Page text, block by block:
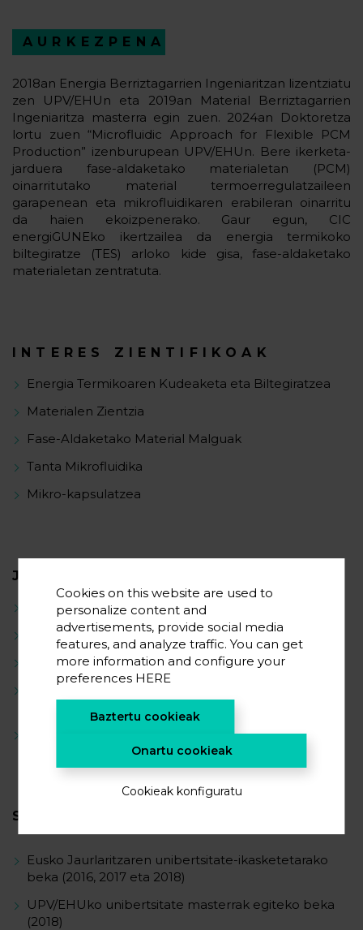
AURKEZPENA
2018an Energia Berriztagarrien Ingeniaritzan lizentziatu
zen UPV/EHUn eta 2019an Material Berriztagarrien
Ingeniaritza masterra egin zuen. 2024an Doktoretza
lortu zuen “Microfluidic Approach for Flexible PCM
Production” izenburupean UPV/EHUn. Bere ikerketa-
jarduera fase-aldaketako materialetan (PCM)
oinarritutako material termoerregulatzaileen
garapenean eta mikrofluidikaren erabileran oinarritu
da haien ekoizpenerako. Gaur egun, CIC
energiGUNEko ikertzailea da energia termikoko
biltegiratze (TES) arloko kide gisa, fase-aldaketako
materialetan zentratuta.
INTERES ZIENTIFIKOAK
Energia Termikoaren Kudeaketa eta Biltegiratzea
Materialen Zientzia
Fase-Aldaketako Material Malguak
Tanta Mikrofluidika
Mikro-kapsulatzea
JARDUERA ZIENTIFIKOA
PCM konposatu solido-solidoen sintesia
Forma egonkortasundun PCM sintesia
Tanta mikrofluidika mikrokapsulak ekoizteko
Disolbatzaileen erauzketa bidezko zuntz
Mikrofluidika bidezko PCM malguen ekoizpena
SARIAK
Eusko Jaurlaritzaren unibertsitate-ikasketetarako
beka (2016, 2017 eta 2018)
UPV/EHUko unibertsitate masterrak egiteko beka
(2018)
Cookies on this website are used to
personalize content and
advertisements, provide social media
features, and analyze traffic. You can get
more information and configure your
preferences HERE
Baztertu cookieak
Onartu cookieak
Cookieak konfiguratu